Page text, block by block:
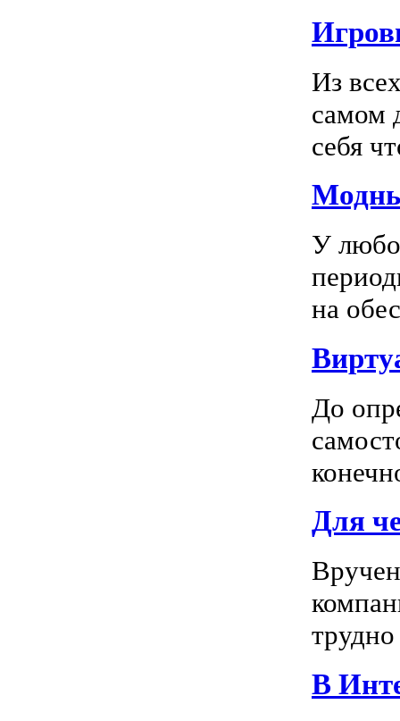
Из
самом
себя
У
на
До
Для
В